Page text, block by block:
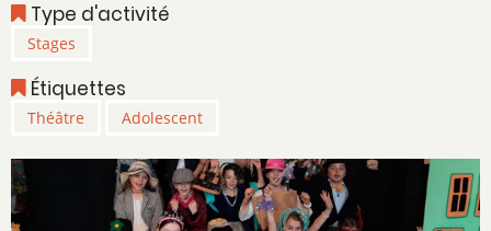
Type d'activité
Stages
Étiquettes
Théâtre Adolescent